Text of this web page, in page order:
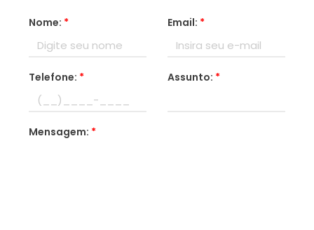
Nome: * Email: *
Telefone: * Assunto: *
Mensagem: *